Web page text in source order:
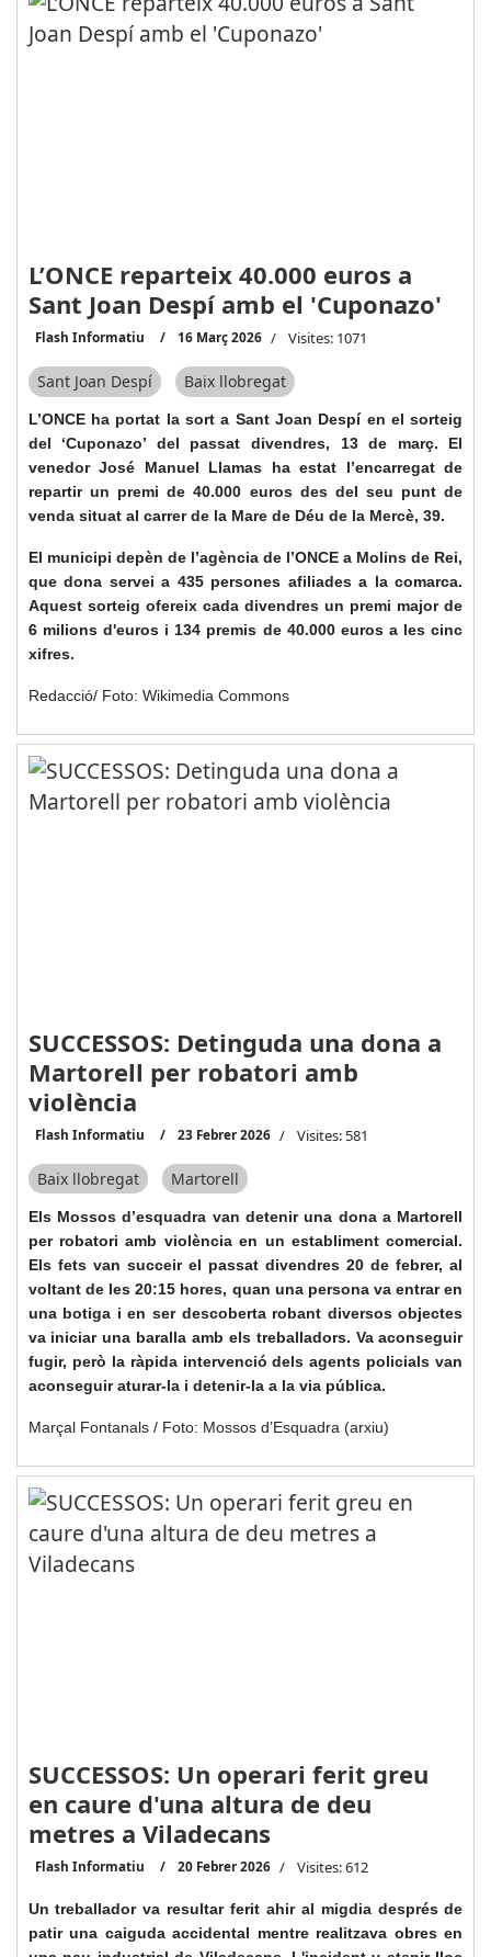
L’ONCE reparteix 40.000 euros a
Sant Joan Despí amb el 'Cuponazo'
Flash Informatiu 16 Març 2026 Visites: 1071
Sant Joan Despí Baix llobregat
L’ONCE ha portat la sort a Sant Joan Despí en el sorteig
del ‘Cuponazo’ del passat divendres, 13 de març. El
venedor José Manuel Llamas ha estat l’encarregat de
repartir un premi de 40.000 euros des del seu punt de
venda situat al carrer de la Mare de Déu de la Mercè, 39.
El municipi depèn de l’agència de l’ONCE a Molins de Rei,
que dona servei a 435 persones afiliades a la comarca.
Aquest sorteig ofereix cada divendres un premi major de
6 milions d'euros i 134 premis de 40.000 euros a les cinc
xifres.
Redacció/ Foto: Wikimedia Commons
SUCCESSOS: Detinguda una dona a
Martorell per robatori amb
violència
Flash Informatiu 23 Febrer 2026 Visites: 581
Baix llobregat Martorell
Els Mossos d’esquadra van detenir una dona a Martorell
per robatori amb violència en un establiment comercial.
Els fets van succeir el passat divendres 20 de febrer, al
voltant de les 20:15 hores, quan una persona va entrar en
una botiga i en ser descoberta robant diversos objectes
va iniciar una baralla amb els treballadors. Va aconseguir
fugir, però la ràpida intervenció dels agents policials van
aconseguir aturar-la i detenir-la a la via pública.
Marçal Fontanals / Foto: Mossos d’Esquadra (arxiu)
SUCCESSOS: Un operari ferit greu
en caure d'una altura de deu
metres a Viladecans
Flash Informatiu 20 Febrer 2026 Visites: 612
Un treballador va resultar ferit ahir al migdia després de
patir una caiguda accidental mentre realitzava obres en